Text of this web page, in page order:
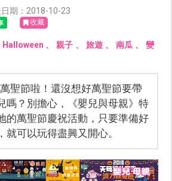
期：2018-10-23
收藏
Halloween 、 親子 、 旅遊 、 南瓜 、變
聖節啦！還沒想好萬聖節要帶
嗎？別擔心，《嬰兒與母親》特
的萬聖節慶祝活動，只要準備好
就可以玩得盡興又開心。